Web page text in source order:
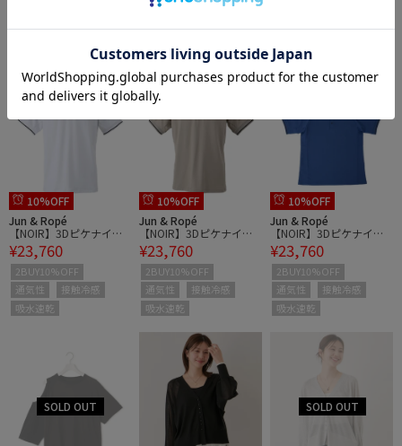
ー］
10%OFF
Jun & Ropé
【NOIR】3Dピケナイロ
ンラグランポロシャツ/
吸水速乾・接触冷感
¥23,760
2BUY10%OFF
通気性
接触冷感
吸水速乾
10%OFF
Jun & Ropé
【NOIR】3Dピケナイロ
ンラグランポロシャツ/
吸水速乾・接触冷感
¥23,760
2BUY10%OFF
通気性
接触冷感
吸水速乾
10%OFF
Jun & Ropé
【NOIR】3Dピケナイロ
ンラグランポロシャツ/
吸水速乾・接触冷感
¥23,760
2BUY10%OFF
通気性
接触冷感
吸水速乾